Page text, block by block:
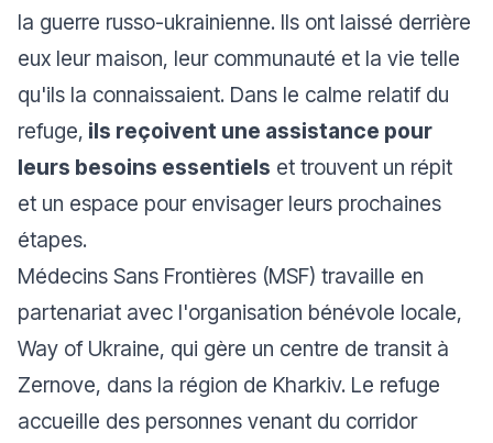
la guerre russo-ukrainienne. Ils ont laissé derrière
eux leur maison, leur communauté et la vie telle
qu'ils la connaissaient. Dans le calme relatif du
refuge, ils reçoivent une assistance pour
leurs besoins essentiels et trouvent un répit
et un espace pour envisager leurs prochaines
étapes.
Médecins Sans Frontières (MSF) travaille en
partenariat avec l'organisation bénévole locale,
Way of Ukraine, qui gère un centre de transit à
Zernove, dans la région de Kharkiv. Le refuge
accueille des personnes venant du corridor